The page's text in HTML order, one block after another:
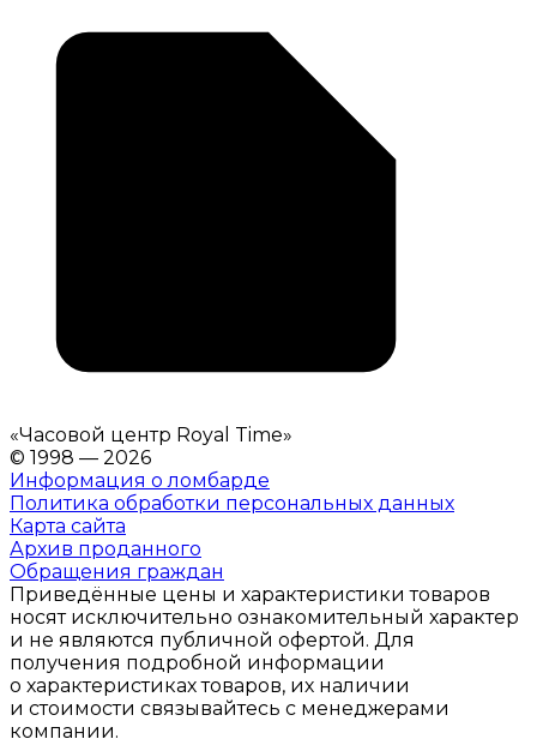
«Часовой центр Royal Time»
© 1998 — 2026
Информация о ломбарде
Политика обработки персональных данных
Карта сайта
Архив проданного
Обращения граждан
Приведённые цены и характеристики товаров
носят исключительно ознакомительный характер
и не являются публичной офертой. Для
получения подробной информации
о характеристиках товаров, их наличии
и стоимости связывайтесь с менеджерами
компании.